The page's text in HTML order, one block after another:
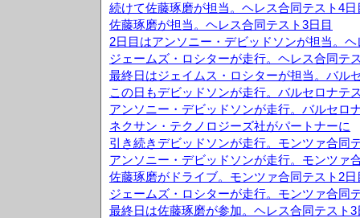
続けて佐藤琢磨が担当。ヘレス合同テスト4日
佐藤琢磨が担当。ヘレス合同テスト3日目
2日目はアンソニー・デビッドソンが担当。
ジェームズ・ロシターが走行。ヘレス合同テ
最終日はジェイムス・ロシターが担当。バル
この日もデビッドソンが走行。バルセロナテ
アンソニー・デビッドソンが走行。バルセロ
ネクサン・テクノロジーズ社がパートナーに
引き続きデビッドソンが走行。モンツァ合同
アンソニー・デビッドソンが走行。モンツァ
佐藤琢磨がドライブ。モンツァ合同テスト2日
ジェームズ・ロシターが走行。モンツァ合同
最終日は佐藤琢磨が参加。ヘレス合同テスト3